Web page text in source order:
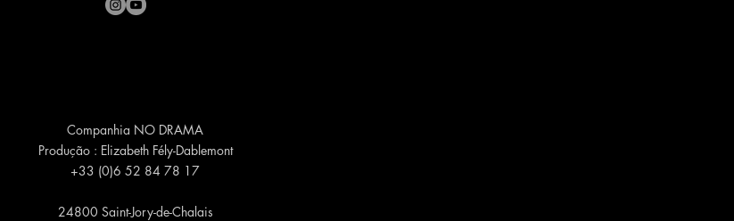
Companhia NO DRAMA
Produção : Elizabeth Fély-Dablemont
+33 (0)6 52 84 78 17
24800 Saint-Jory-de-Chalais